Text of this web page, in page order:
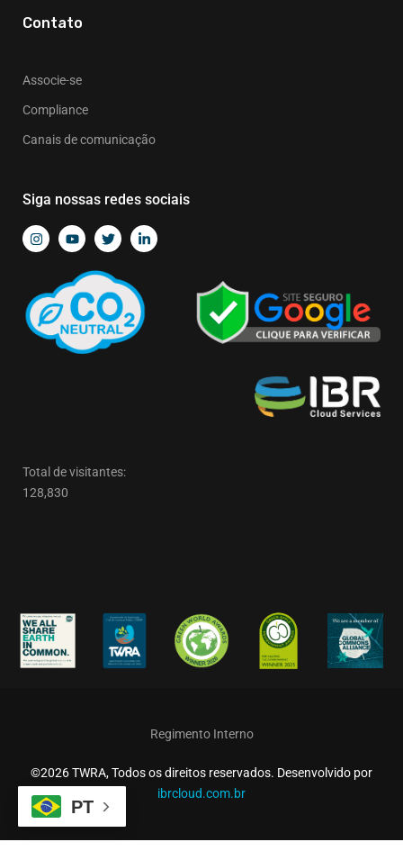
Contato
Associe-se
Compliance
Canais de comunicação
Siga nossas redes sociais
Total de visitantes:
128,830
Regimento Interno
©2026 TWRA, Todos os direitos reservados. Desenvolvido por
ibrcloud.com.br
PT